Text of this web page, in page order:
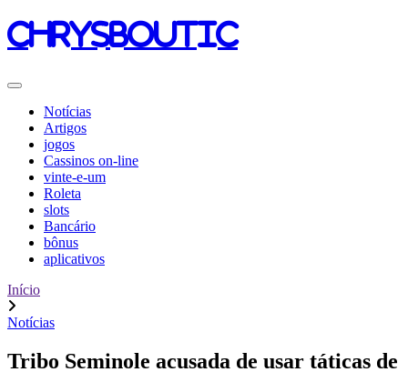
chrysboutic
Notícias
Artigos
jogos
Cassinos on-line
vinte-e-um
Roleta
slots
Bancário
bônus
aplicativos
Início
Notícias
Tribo Seminole acusada de usar táticas de